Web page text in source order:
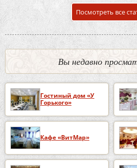
Посмотреть все
Вы недавно
Гостиный дом «У
Горького»
Кафе «ВитМар»